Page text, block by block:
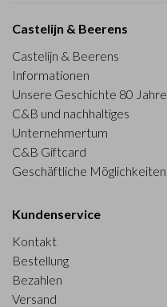
Castelijn & Beerens
Castelijn & Beerens
Informationen
Unsere Geschichte 80 Jahre
C&B und nachhaltiges
Unternehmertum
C&B Giftcard
Geschäftliche Möglichkeiten
Kundenservice
Kontakt
Bestellung
Bezahlen
Versand